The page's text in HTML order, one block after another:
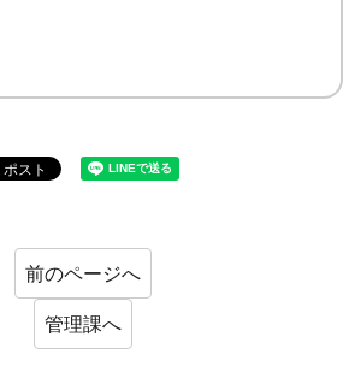
前のページへ
管理課へ